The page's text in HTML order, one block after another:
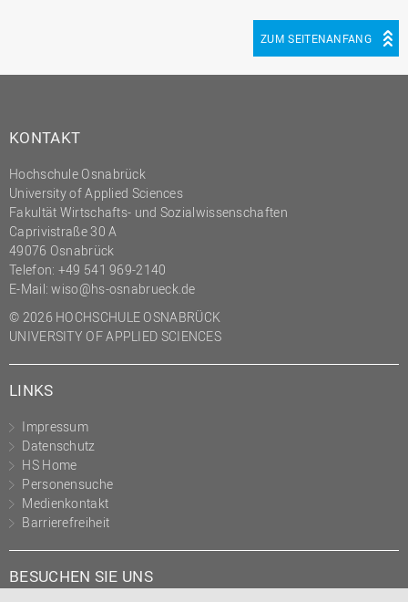
ZUM SEITENANFANG
KONTAKT
Hochschule Osnabrück
University of Applied Sciences
Fakultät Wirtschafts- und Sozialwissenschaften
Caprivistraße 30 A
49076 Osnabrück
Telefon: +49 541 969-2140
E-Mail:wiso@hs-osnabrueck.de
© 2026 HOCHSCHULE OSNABRÜCK
UNIVERSITY OF APPLIED SCIENCES
LINKS
Impressum
Datenschutz
HS Home
Personensuche
Medienkontakt
Barrierefreiheit
BESUCHEN SIE UNS